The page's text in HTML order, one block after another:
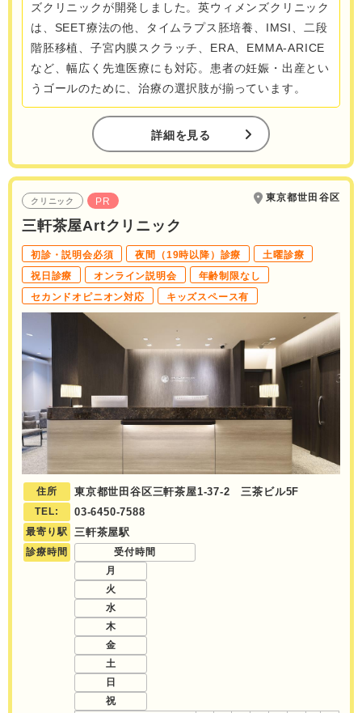
ズクリニックが開発しました。英ウィメンズクリニック
は、SEET療法の他、タイムラプス胚培養、IMSI、二段
階胚移植、子宮内膜スクラッチ、ERA、EMMA-ARICE
など、幅広く先進医療にも対応。患者の妊娠・出産とい
うゴールのために、治療の選択肢が揃っています。
詳細を見る
クリニック PR 東京都世田谷区
三軒茶屋Artクリニック
初診・説明会必須 夜間（19時以降）診療
土曜診療
祝日診療
オンライン説明会
年齢制限なし
セカンドオピニオン対応
キッズスペース有
住所 東京都世田谷区三軒茶屋1-37-2 三茶ビル5F
TEL: 03-6450-7588
最寄り駅 三軒茶屋駅
診療時間
受付時間
月
火
水
木
金
土
日
祝